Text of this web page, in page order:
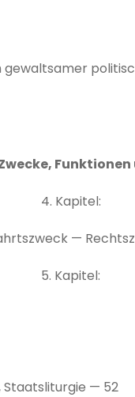
4. Kapitel:
—
5. Kapitel:
Staatsliturgie — 52